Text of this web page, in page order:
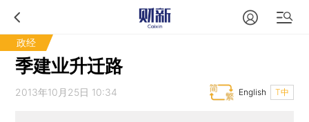
政经
季建业升迁路
2013年10月25日 10:34 T中
English